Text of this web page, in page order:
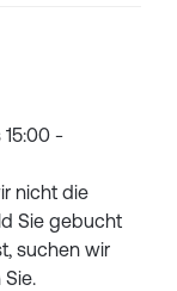
-
nicht die
Sie gebucht
suchen wir